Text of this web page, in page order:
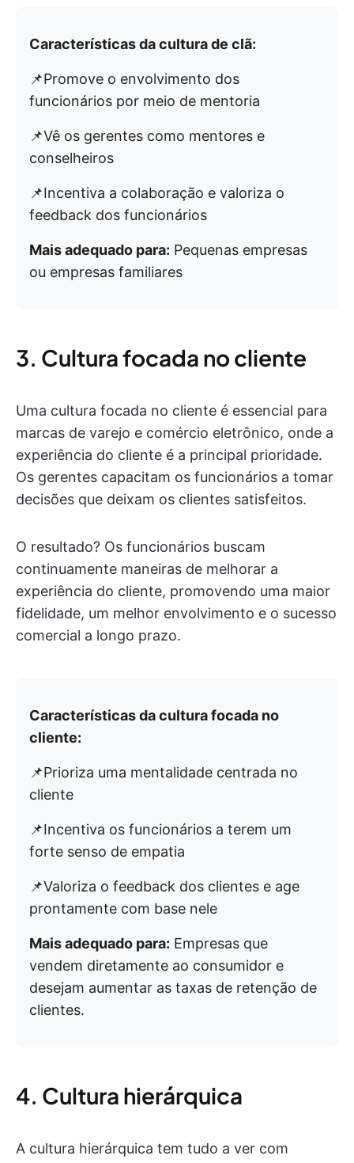
Características da cultura de clã:
📌Promove o envolvimento dos
funcionários por meio de mentoria
📌Vê os gerentes como mentores e
conselheiros
📌Incentiva a colaboração e valoriza o
feedback dos funcionários
Mais adequado para: Pequenas empresas
ou empresas familiares
3. Cultura focada no cliente
Uma cultura focada no cliente é essencial para
marcas de varejo e comércio eletrônico, onde a
experiência do cliente é a principal prioridade.
Os gerentes capacitam os funcionários a tomar
decisões que deixam os clientes satisfeitos.
O resultado? Os funcionários buscam
continuamente maneiras de melhorar a
experiência do cliente, promovendo uma maior
fidelidade, um melhor envolvimento e o sucesso
comercial a longo prazo.
Características da cultura focada no
cliente:
📌Prioriza uma mentalidade centrada no
cliente
📌Incentiva os funcionários a terem um
forte senso de empatia
📌Valoriza o feedback dos clientes e age
prontamente com base nele
Mais adequado para: Empresas que
vendem diretamente ao consumidor e
desejam aumentar as taxas de retenção de
clientes.
4. Cultura hierárquica
A cultura hierárquica tem tudo a ver com